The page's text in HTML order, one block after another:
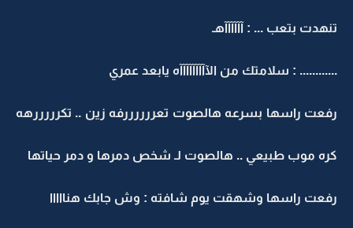
تنهدت بتعب ... : آآآآآآهـ
............ : سلامتك من الآآآآآآآآآه يابعد عمري
رفعت راسها بسرعه هالصوت تعررررررفه زين .. تكرررررهه
كره موب طبيعي .. هالصوت لـ شخص دمرها و دمر حياتها
رفعت راسها وشهقت يوم شافته : وش جابك هنااااا